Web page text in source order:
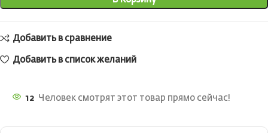
Добавить в сравнение
Добавить в список желаний
12 Человек смотрят этот товар прямо сейчас!